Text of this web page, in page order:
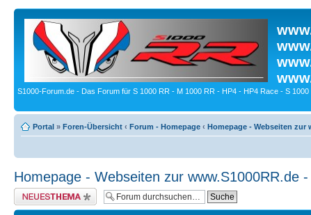
S1000-Forum.de - Das Forum für S 1000 RR - M 1000 RR - HP4 - HP4 Race - S
Portal » Foren-Übersicht ‹ Forum - Homepage ‹ Homepage - Webseiten zur
Homepage - Webseiten zur www.S1000RR.de
Neues Thema erstellen